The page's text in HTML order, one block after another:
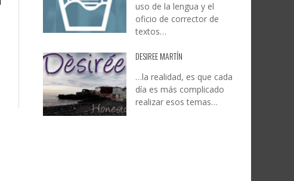
uso de la lengua y el
oficio de corrector de
textos…
DESIREE MARTÍN
…la realidad, es que cada
día es más complicado
realizar esos temas…